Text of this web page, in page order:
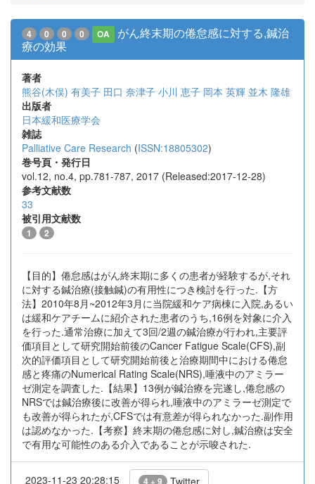
4 0 0 0 OA
がん終末期の倦怠感に対する,鍼治
療の効果
著者
熊谷(木俣) 有美子 田口 奈津子 小川 恵子 岡本 英輝 並木 隆雄
出版者
日本緩和医療学会
雑誌
Palliative Care Research (ISSN:18805302)
巻号頁・発行日
vol.12, no.4, pp.781-787, 2017 (Released:2017-12-28)
参考文献数
33
被引用文献数
1 2
【目的】倦怠感はがん終末期に多くの患者が経験するが,それ
に対する鍼治療(接触鍼)の有用性につき検討を行った.【方
法】2010年8月~2012年3月に当院緩和ケア病棟に入院,あるい
は緩和ケアチームに紹介された患者のうち,16例を対象に介入
を行った.通常治療に加えて3回/2週の鍼治療が行われ,主要評
価項目として研究開始前後のCancer Fatigue Scale(CFS),副
次的評価項目として研究開始前後と治療期間中における倦怠
感と疼痛のNumerical Rating Scale(NRS),唾液中のアミラー
ゼ測定を調査した.【結果】13例が鍼治療を完遂し,倦怠感の
NRSでは鍼治療後に改善が得られ,唾液中のアミラーゼ測定で
も改善が得られたが,CFSでは有意差が得られなかった.副作用
は認めなかった.【考察】終末期の倦怠感に対し,鍼治療は安全
で有用な可能性のある介入であることが示唆された.
2023-11-23 20:28:15 4 + 9 Twitter